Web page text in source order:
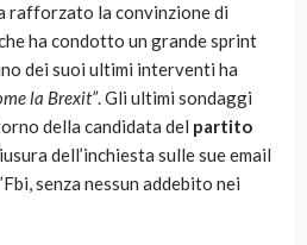
rafforzato la convinzione di
ha condotto un grande sprint
dei suoi ultimi interventi ha
la Brexit”. Gli ultimi sondaggi
della candidata del partito
dell’inchiesta sulle sue email
senza nessun addebito nei